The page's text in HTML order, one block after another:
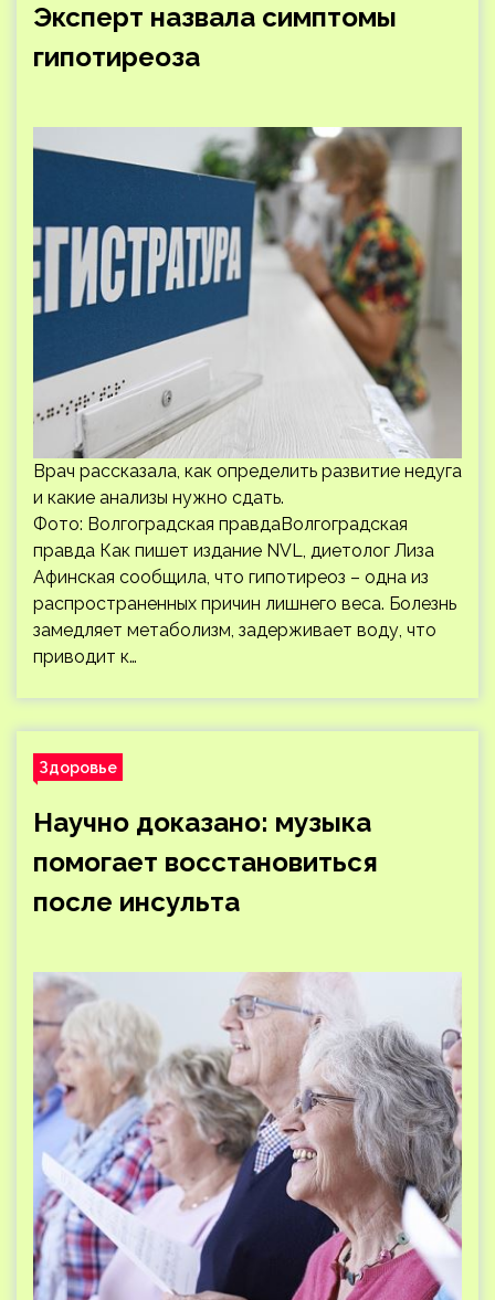
Эксперт назвала симптомы
гипотиреоза
Врач рассказала, как определить развитие недуга
и какие анализы нужно сдать.
Фото: Волгоградская правдаВолгоградская
правда Как пишет издание NVL, диетолог Лиза
Афинская сообщила, что гипотиреоз – одна из
распространенных причин лишнего веса. Болезнь
замедляет метаболизм, задерживает воду, что
приводит к…
Здоровье
Научно доказано: музыка
помогает восстановиться
после инсульта